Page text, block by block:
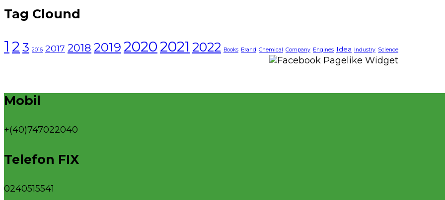
Tag Clound
1 2 3 2016 2017 2018 2019 20202021 2022 Books Brand Chemical Company Engines Idea Industry Science
Mobil
+(40)747022040
Telefon FIX
0240515541